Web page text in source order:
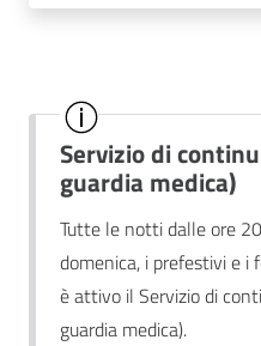
Servizio di
guardia medica)
Tutte le notti dalle ore
domenica, i prefestivi e
è attivo il Servizio di
guardia medica).